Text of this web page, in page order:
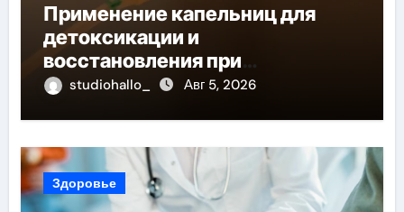
Применение капельниц для
детоксикации и
восстановления при
похмельном синдроме
studiohallo_ Авг 5, 2026
Здоровье